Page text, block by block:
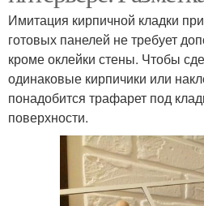
Имитация кирпичной кладки
готовых панелей не требует
кроме оклейки стены. Чтобы
одинаковые кирпичики или
понадобится трафарет под
поверхности.